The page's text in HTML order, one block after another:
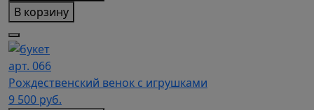
В корзину
арт. 066
Рождественский венок с игрушками
9 500 руб.